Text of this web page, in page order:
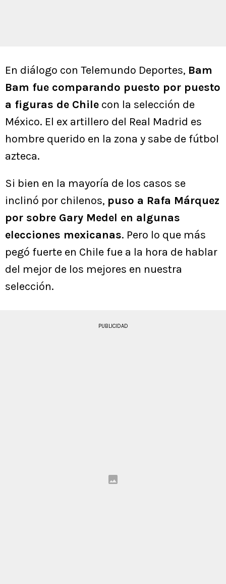
En diálogo con Telemundo Deportes, Bam
Bam fue comparando puesto por puesto
a figuras de Chile con la selección de
México. El ex artillero del Real Madrid es
hombre querido en la zona y sabe de fútbol
azteca.
Si bien en la mayoría de los casos se
inclinó por chilenos, puso a Rafa Márquez
por sobre Gary Medel en algunas
elecciones mexicanas. Pero lo que más
pegó fuerte en Chile fue a la hora de hablar
del mejor de los mejores en nuestra
selección.
PUBLICIDAD